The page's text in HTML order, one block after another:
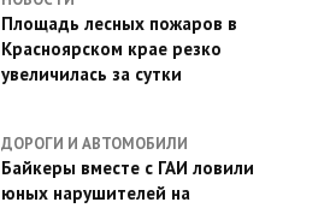
Площадь лесных пожаров в
Красноярском крае резко
увеличилась за сутки
ДОРОГИ И АВТОМОБИЛИ
Байкеры вместе с ГАИ ловили
юных нарушителей на